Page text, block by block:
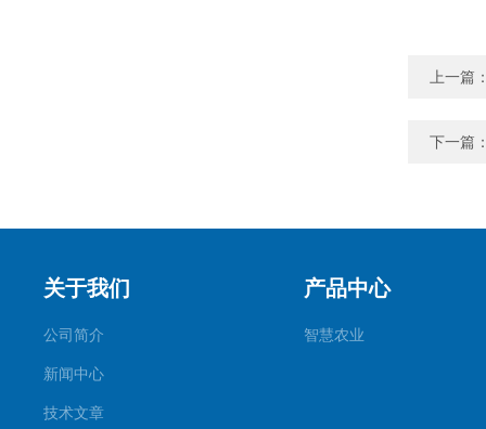
上一篇
下一篇
关于我们
公司简介
新闻中心
技术文章
产品中心
智慧农业